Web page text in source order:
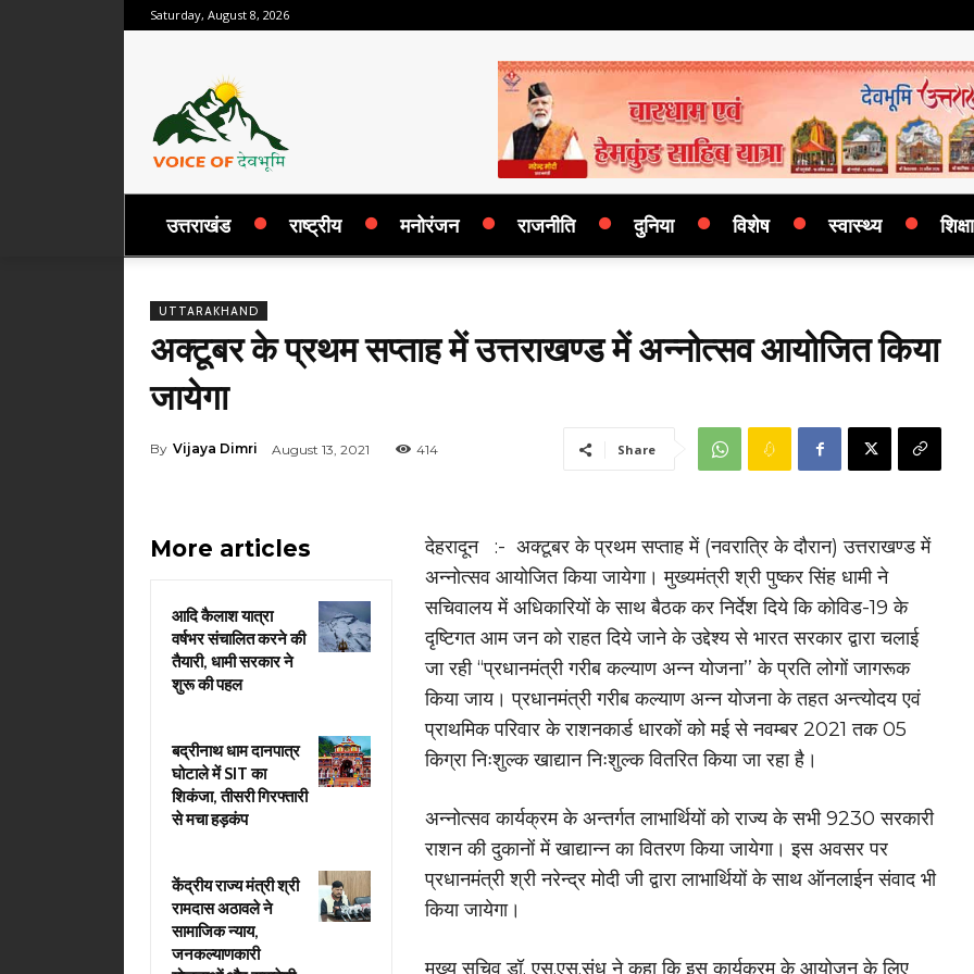
Saturday, August 8, 2026
उत्तराखंड राष्ट्रीय मनोरंजन राजनीति दुनिया विशेष स्वास्थ्य शिक्षा
UTTARAKHAND
अक्टूबर के प्रथम सप्ताह में उत्तराखण्ड में अन्नोत्सव आयोजित किया
जायेगा
By Vijaya Dimri August 13, 2021 414 Share
More articles
आदि कैलाश यात्रा
वर्षभर संचालित करने की
तैयारी, धामी सरकार ने
शुरू की पहल
बद्रीनाथ धाम दानपात्र
घोटाले में SIT का
शिकंजा, तीसरी गिरफ्तारी
से मचा हड़कंप
केंद्रीय राज्य मंत्री श्री
रामदास अठावले ने
सामाजिक न्याय,
जनकल्याणकारी
देहरादून :- अक्टूबर के प्रथम सप्ताह में (नवरात्रि के दौरान) उत्तराखण्ड में
अन्नोत्सव आयोजित किया जायेगा। मुख्यमंत्री श्री पुष्कर सिंह धामी ने
सचिवालय में अधिकारियों के साथ बैठक कर निर्देश दिये कि कोविड-19 के
दृष्टिगत आम जन को राहत दिये जाने के उद्देश्य से भारत सरकार द्वारा चलाई
जा रही ‘‘प्रधानमंत्री गरीब कल्याण अन्न योजना’’ के प्रति लोगों जागरूक
किया जाय। प्रधानमंत्री गरीब कल्याण अन्न योजना के तहत अन्त्योदय एवं
प्राथमिक परिवार के राशनकार्ड धारकों को मई से नवम्बर 2021 तक 05
किग्रा निःशुल्क खाद्यान निःशुल्क वितरित किया जा रहा है।
अन्नोत्सव कार्यक्रम के अन्तर्गत लाभार्थियों को राज्य के सभी 9230 सरकारी
राशन की दुकानों में खाद्यान्न का वितरण किया जायेगा। इस अवसर पर
प्रधानमंत्री श्री नरेन्द्र मोदी जी द्वारा लाभार्थियों के साथ ऑनलाईन संवाद भी
किया जायेगा।
मुख्य सचिव डॉ. एस.एस.संधु ने कहा कि इस कार्यक्रम के आयोजन के लिए